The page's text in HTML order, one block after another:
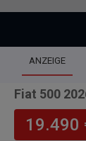
ANZEIGE
Fiat 500
19.490